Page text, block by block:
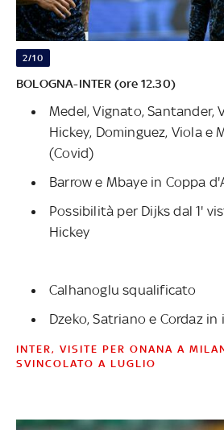
2/10
BOLOGNA-INTER (ore 12.30)
Medel, Vignato, Santander,
Hickey, Dominguez, Viola e
(Covid)
Barrow e Mbaye in Coppa
Possibilità per Dijks dal 1'
Hickey
Calhanoglu squalificato
Dzeko, Satriano e Cordaz
INTER, VISITE PER ONANA A MILANO: ARRIVERA' DA
SVINCOLATO A LUGLIO